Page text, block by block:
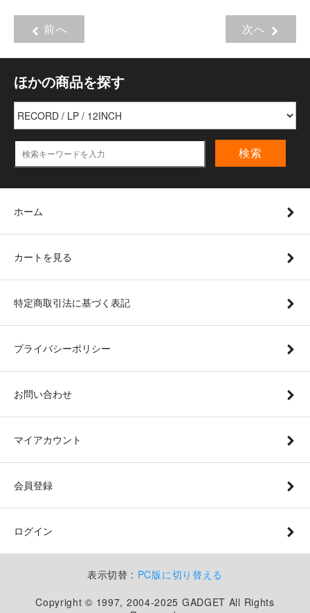
前へ 次へ
ほかの商品を探す
検索
ホーム
カートを見る
特定商取引法に基づく表記
プライバシーポリシー
お問い合わせ
マイアカウント
会員登録
ログイン
表示切替 : PC版に切り替える
Copyright © 1997, 2004-2025 GADGET All Rights